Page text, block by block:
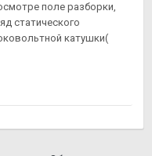
поле разборки,
статического
катушки(